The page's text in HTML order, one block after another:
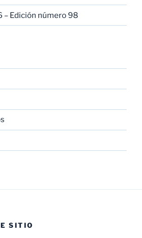
– Edición número 98
SITIO